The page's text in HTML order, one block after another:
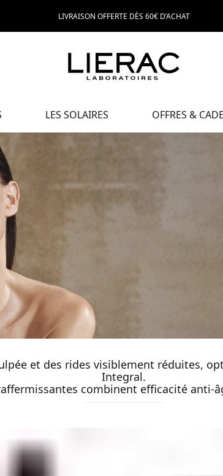
LIVRAISON OFFERTE DÈS 60€ D’ACHAT
LES SOLAIRES OFFRES &
et des rides visiblement réduites,
Integral.
combinent efficacité anti-